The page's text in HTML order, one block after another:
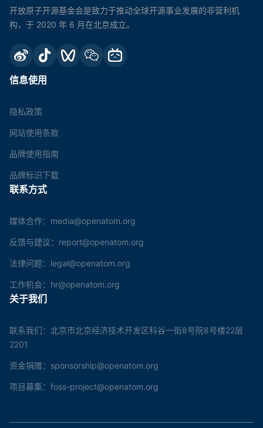
开放原子开源基金会是致力于推动全球开源事业发展的非营利机
构，于 2020 年 6 月在北京成立。
信息使用
隐私政策
网站使用条款
品牌使用指南
品牌标识下载
联系方式
媒体合作：media@openatom.org
反馈与建议：report@openatom.org
法律问题：legal@openatom.org
工作机会：hr@openatom.org
关于我们
联系我们：北京市北京经济技术开发区科谷一街8号院8号楼22层
2201
资金捐赠：sponsorship@openatom.org
项目募集：foss-project@openatom.org